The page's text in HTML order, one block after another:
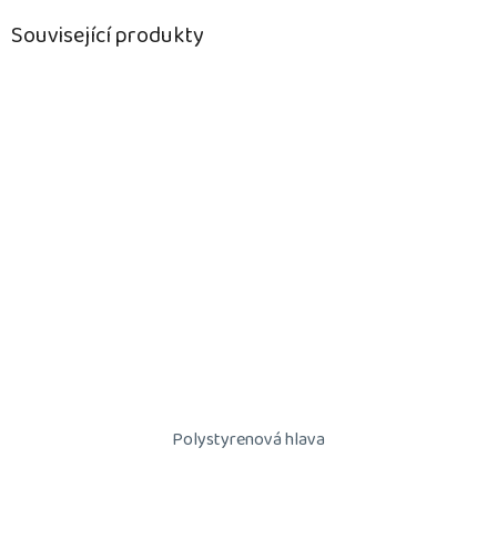
Související produkty
Polystyrenová hlava